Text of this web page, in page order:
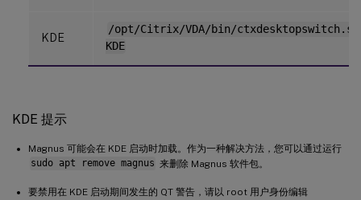
KDE
/opt/Citrix/VDA/bin/ctxdesktopswitch.sh
KDE
KDE 提示
Magnus 可能会在 KDE 启动时加载。作为一种解决方法，您可以通过运行
sudo apt remove magnus 来删除 Magnus 软件包。
要禁用在 KDE 启动期间发生的 QT 警告，请以 root 用户身份编辑